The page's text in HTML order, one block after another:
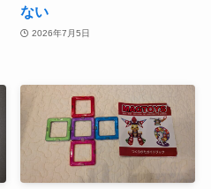
ない
2026年7月5日